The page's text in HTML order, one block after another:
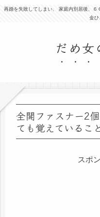
再婚を失敗してしまい、 家庭内別居後、
金ひ
だめ女
全開ファスナー2
ても覚えているこ
スポ